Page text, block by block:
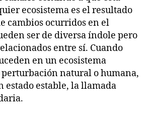
ecosistema es el resultado
cambios ocurridos en el
ser de diversa índole pero
entre sí. Cuando
en un ecosistema
perturbación natural o humana,
estado estable, la llamada